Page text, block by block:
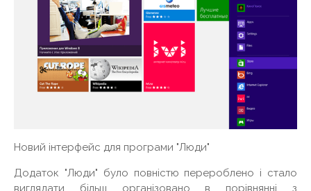
Новий інтерфейс для програми "Люди"
Додаток "Люди" було повністю перероблено і стало
виглядати більш організовано в порівнянні з